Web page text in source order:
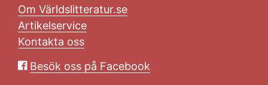
Om Världslitteratur.se
Artikelservice
Kontakta oss
Besök oss på Facebook